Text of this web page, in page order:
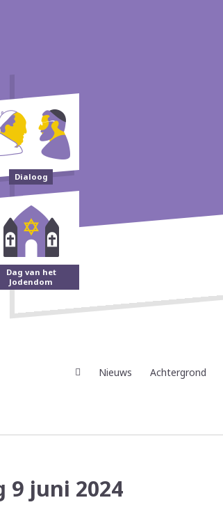
Dialoog
Dag van het
Jodendom
Nieuws Achtergrond
9 juni 2024